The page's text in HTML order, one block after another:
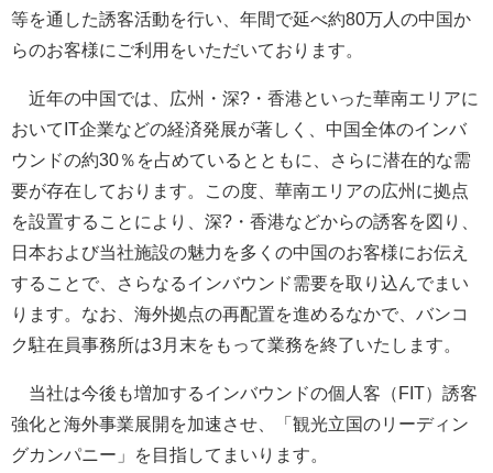
等を通した誘客活動を行い、年間で延べ約80万人の中国か
らのお客様にご利用をいただいております。
近年の中国では、広州・深?・香港といった華南エリアに
おいてIT企業などの経済発展が著しく、中国全体のインバ
ウンドの約30％を占めているとともに、さらに潜在的な需
要が存在しております。この度、華南エリアの広州に拠点
を設置することにより、深?・香港などからの誘客を図り、
日本および当社施設の魅力を多くの中国のお客様にお伝え
することで、さらなるインバウンド需要を取り込んでまい
ります。なお、海外拠点の再配置を進めるなかで、バンコ
ク駐在員事務所は3月末をもって業務を終了いたします。
当社は今後も増加するインバウンドの個人客（FIT）誘客
強化と海外事業展開を加速させ、「観光立国のリーディン
グカンパニー」を目指してまいります。